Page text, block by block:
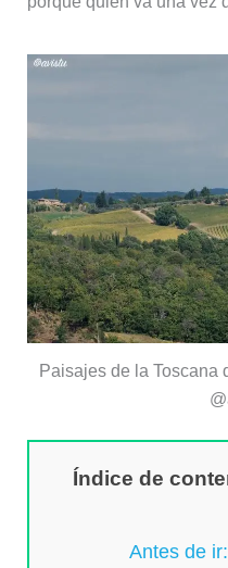
Paisajes de la Toscana
Índice de
Antes de